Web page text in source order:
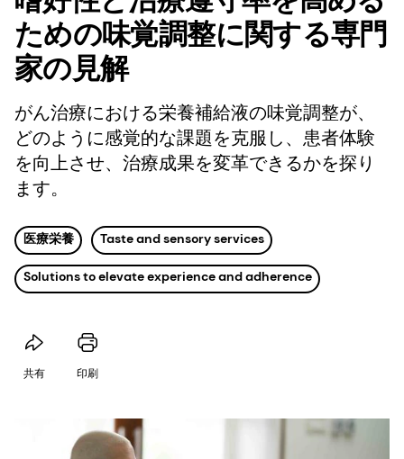
ための味覚調整に関する専門
家の見解
がん治療における栄養補給液の味覚調整が、
どのように感覚的な課題を克服し、患者体験
を向上させ、治療成果を変革できるかを探り
ます。
医療栄養 Taste and sensory services
Solutions to elevate experience and adherence
共有 印刷